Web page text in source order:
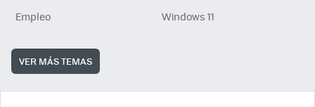
Empleo
Windows 11
VER MÁS TEMAS